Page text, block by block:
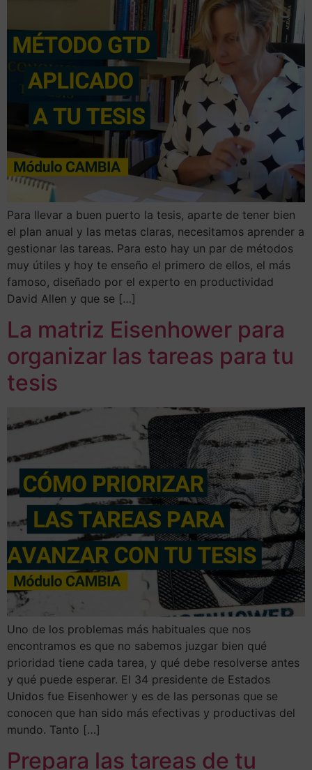
Para llevar a buen puerto la tesis, aparte de tener bien
el plan anual y las metas claras, necesitamos aprender a
gestionar las tareas. Para esto hay un par de métodos
muy útiles y hoy te enseño el primero de ellos, el más
famoso, diseñado por el experto en productividad
David Allen y que se […]
La matriz Eisenhower para
organizar las tareas para tu
tesis
Uno de los problemas más habituales que nos
encontramos es que no sabemos juzgar bien qué
prioridad tiene cada tarea, y qué debe resolverse antes
y qué puede esperar. El 34 presidente de Estados
Unidos fue Eisenhower y es de las personas que se
conocen que han sido más efectivas y productivas del
mundo. Tanto […]
Prepara las tareas de tu